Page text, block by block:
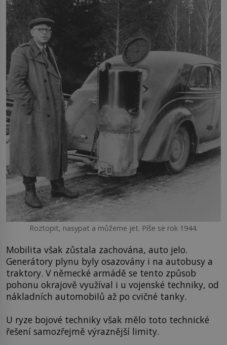
Roztopit, nasypat a můžeme jet. Píše se rok 1944.
Mobilita však zůstala zachována, auto jelo.
Generátory plynu byly osazovány i na autobusy a
traktory. V německé armádě se tento způsob
pohonu okrajově využíval i u vojenské techniky, od
nákladních automobilů až po cvičné tanky.
U ryze bojové techniky však mělo toto technické
řešení samozřejmě výraznější limity.